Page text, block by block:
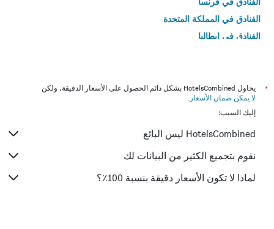
الفنادق في المملكة المتحدة
الفنادق في إيطاليا
*
يحاول HotelsCombined بشكل دائم الحصول على الأسعار الدقيقة، ولكن
لا يمكن ضمان الأسعار .
إليك السبب:
HotelsCombined ليس البائع
نقوم بتجميع الكثير من البيانات لك
لماذا لا تكون الأسعار دقيقة بنسبة 100٪؟